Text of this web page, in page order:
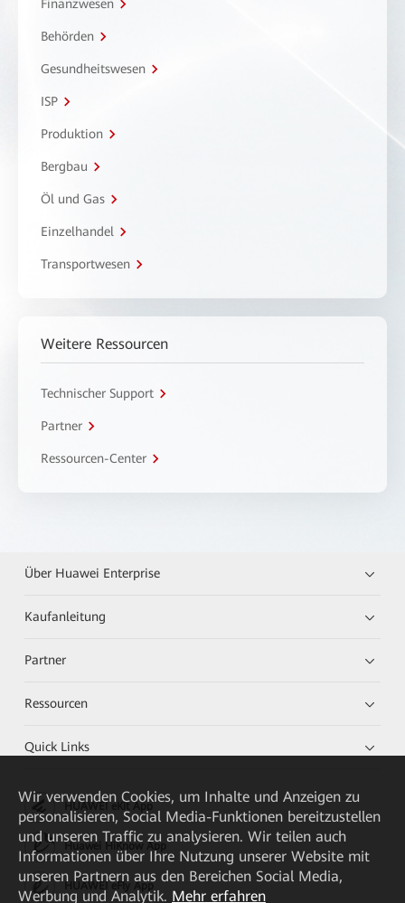
Finanzwesen
Behörden
Gesundheitswesen
ISP
Produktion
Bergbau
Öl und Gas
Einzelhandel
Transportwesen
Weitere Ressourcen
Technischer Support
Partner
Ressourcen-Center
Über Huawei Enterprise
Kaufanleitung
Partner
Ressourcen
Quick Links
HUAWEI eKit App
Huawei HiKnow App
HUAWEI eFly App
Wir verwenden Cookies, um Inhalte und Anzeigen zu
personalisieren, Social Media-Funktionen bereitzustellen
und unseren Traffic zu analysieren. Wir teilen auch
Informationen über Ihre Nutzung unserer Website mit
unseren Partnern aus den Bereichen Social Media,
Werbung und Analytik. Mehr erfahren